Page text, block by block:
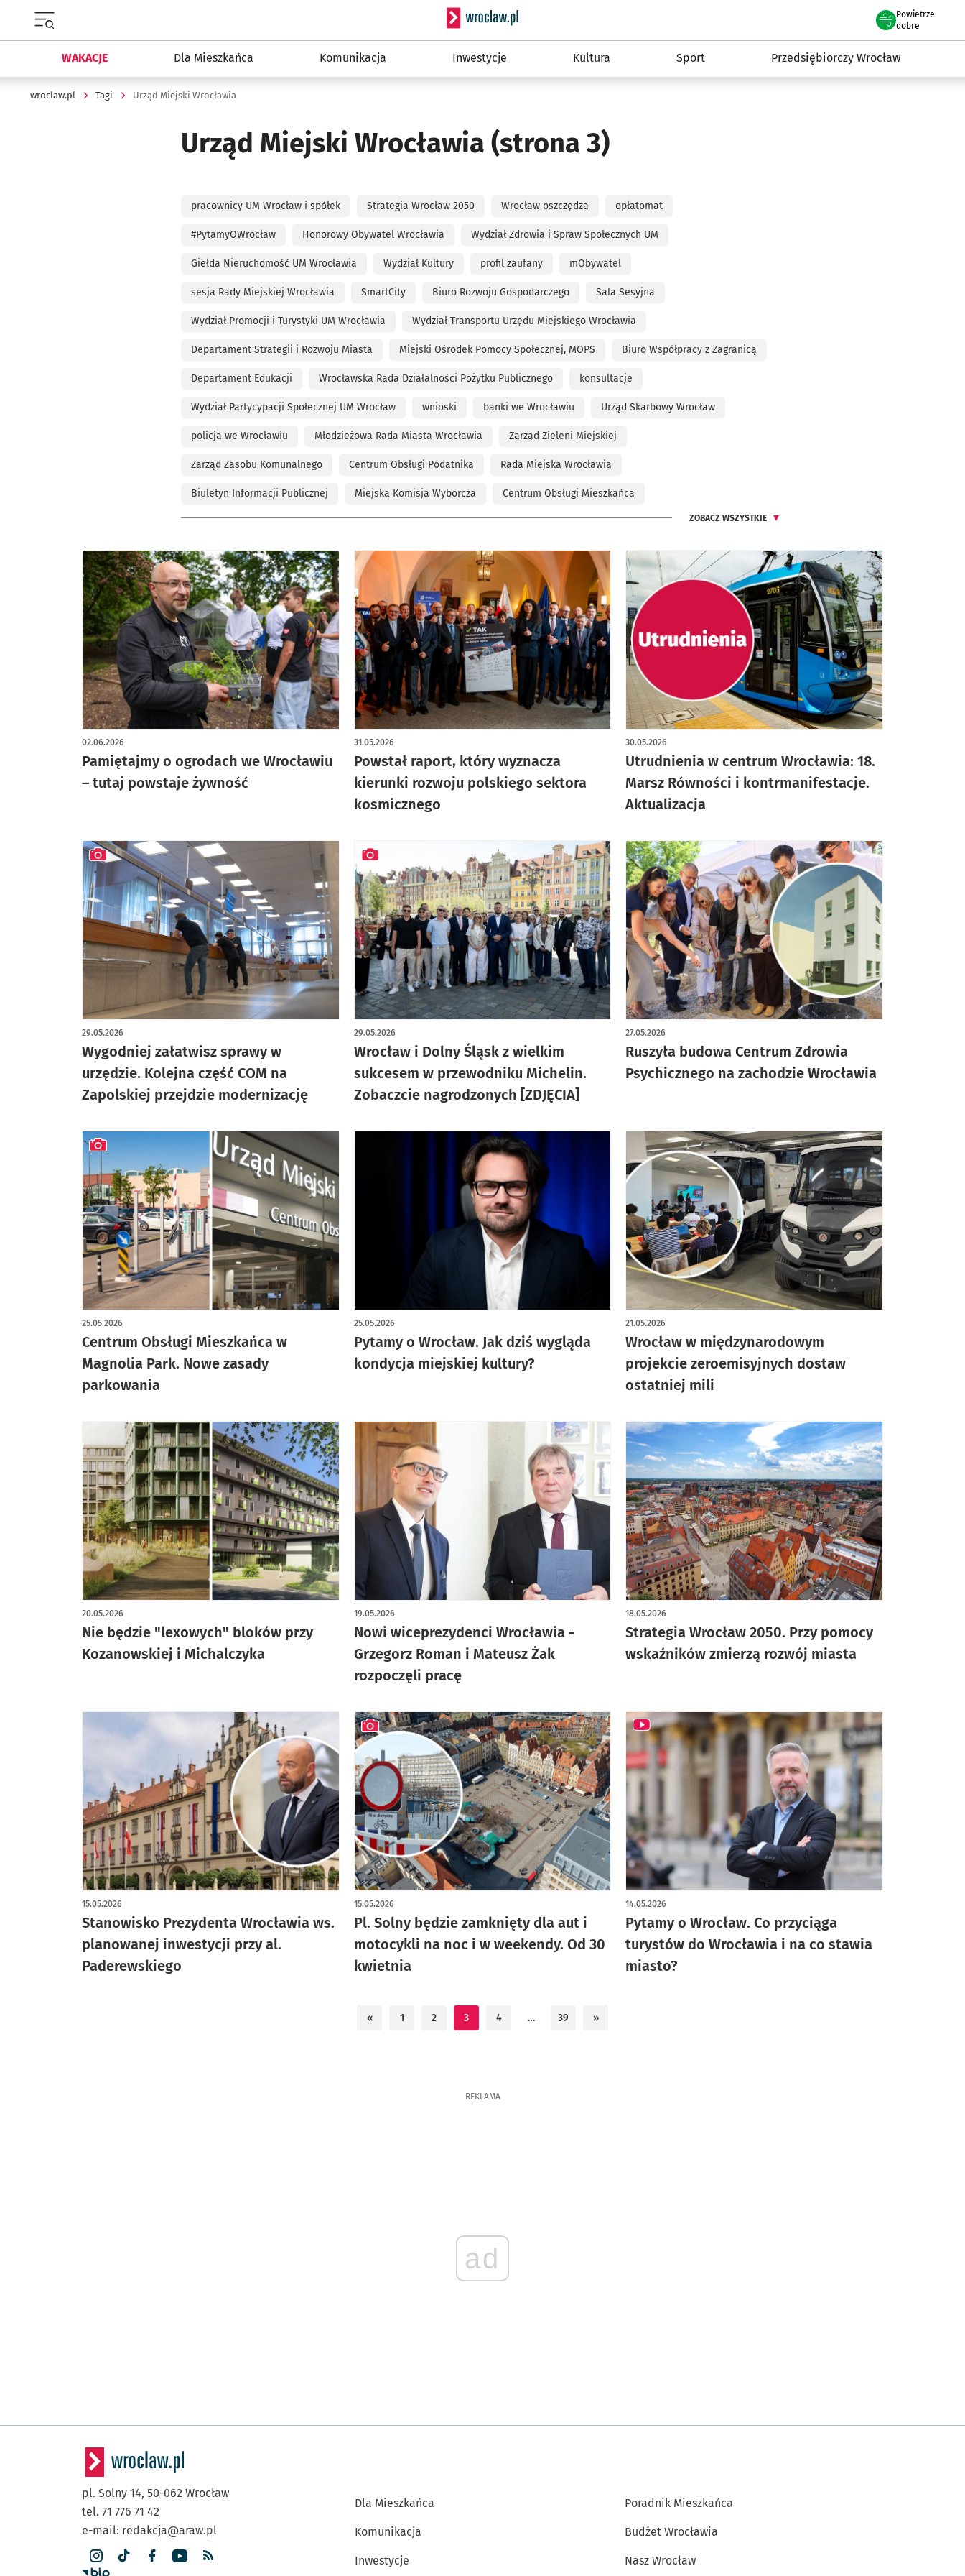
Serwis informacyjny wroclaw.pl
Powietrze
we Wrocławiu
dobre
WAKACJE Dla Mieszkańca Komunikacja Inwestycje Kultura Sport Przedsiębiorczy Wrocław
wroclaw.pl Tagi Urząd Miejski Wrocławia
Urząd Miejski Wrocławia (strona 3)
pracownicy UM Wrocław i spółek Strategia Wrocław 2050 Wrocław oszczędza opłatomat
#PytamyOWrocław Honorowy Obywatel Wrocławia Wydział Zdrowia i Spraw Społecznych UM
Giełda Nieruchomość UM Wrocławia Wydział Kultury profil zaufany mObywatel
sesja Rady Miejskiej Wrocławia SmartCity Biuro Rozwoju Gospodarczego Sala Sesyjna
Wydział Promocji i Turystyki UM Wrocławia Wydział Transportu Urzędu Miejskiego Wrocławia
Departament Strategii i Rozwoju Miasta Miejski Ośrodek Pomocy Społecznej, MOPS Biuro Współpracy z Zagranicą
Departament Edukacji Wrocławska Rada Działalności Pożytku Publicznego konsultacje
Wydział Partycypacji Społecznej UM Wrocław wnioski banki we Wrocławiu Urząd Skarbowy Wrocław
policja we Wrocławiu Młodzieżowa Rada Miasta Wrocławia Zarząd Zieleni Miejskiej
Zarząd Zasobu Komunalnego Centrum Obsługi Podatnika Rada Miejska Wrocławia
Biuletyn Informacji Publicznej Miejska Komisja Wyborcza Centrum Obsługi Mieszkańca
ZOBACZ WSZYSTKIE
Pamiętajmy o ogrodach we Wrocławiu
– tutaj powstaje żywność
02.06.2026
Powstał raport, który wyznacza
kierunki rozwoju polskiego sektora
kosmicznego
31.05.2026
Utrudnienia w centrum Wrocławia: 18.
Marsz Równości i kontrmanifestacje.
Aktualizacja
30.05.2026
Wygodniej załatwisz sprawy w
urzędzie. Kolejna część COM na
Zapolskiej przejdzie modernizację
29.05.2026
artykuł z galerią zdjęć
Wrocław i Dolny Śląsk z wielkim
sukcesem w przewodniku Michelin.
Zobaczcie nagrodzonych [ZDJĘCIA]
29.05.2026
artykuł z galerią zdjęć
Ruszyła budowa Centrum Zdrowia
Psychicznego na zachodzie Wrocławia
27.05.2026
Centrum Obsługi Mieszkańca w
Magnolia Park. Nowe zasady
parkowania
25.05.2026
artykuł z galerią zdjęć
Pytamy o Wrocław. Jak dziś wygląda
kondycja miejskiej kultury?
25.05.2026
Wrocław w międzynarodowym
projekcie zeroemisyjnych dostaw
ostatniej mili
21.05.2026
Nie będzie "lexowych" bloków przy
Kozanowskiej i Michalczyka
20.05.2026
Nowi wiceprezydenci Wrocławia -
Grzegorz Roman i Mateusz Żak
rozpoczęli pracę
19.05.2026
Strategia Wrocław 2050. Przy pomocy
wskaźników zmierzą rozwój miasta
18.05.2026
Stanowisko Prezydenta Wrocławia ws.
planowanej inwestycji przy al.
Paderewskiego
15.05.2026
Pl. Solny będzie zamknięty dla aut i
motocykli na noc i w weekendy. Od 30
kwietnia
15.05.2026
artykuł z galerią zdjęć
Pytamy o Wrocław. Co przyciąga
turystów do Wrocławia i na co stawia
miasto?
14.05.2026
« 1 2 3 4 … 39 »
REKLAMA
ad
pl. Solny 14, 50-062 Wrocław
tel. 71 776 71 42
e-mail: redakcja@araw.pl
Dla Mieszkańca
Komunikacja
Inwestycje
Poradnik Mieszkańca
Budżet Wrocławia
Nasz Wrocław